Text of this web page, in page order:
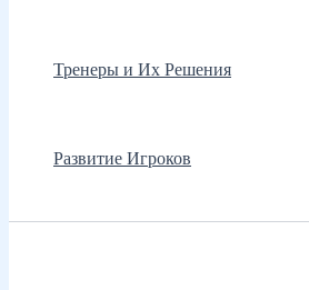
Тренеры и Их Решения
Развитие Игроков